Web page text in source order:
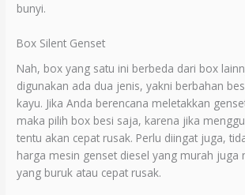
bunyi.
Box Silent Genset
Nah, box yang satu ini berbeda dari box
digunakan ada dua jenis, yakni berbahan
kayu. Jika Anda berencana meletakkan
maka pilih box besi saja, karena jika
tentu akan cepat rusak. Perlu diingat juga,
harga mesin genset diesel yang murah juga
yang buruk atau cepat rusak.